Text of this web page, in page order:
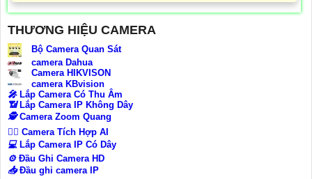
THƯƠNG HIỆU CAMERA
Bộ Camera Quan Sát
camera Dahua
Camera HIKVISON
camera KBvision
️🎤️ Lắp Camera Có Thu Âm
📶Lắp Camera IP Không Dây
🕵️Camera Zoom Quang
🧛‍♀️ Camera Tích Hợp AI
💻Lắp Camera IP Có Dây
⚙️Đầu Ghi Camera HD
📥Đầu ghi camera IP